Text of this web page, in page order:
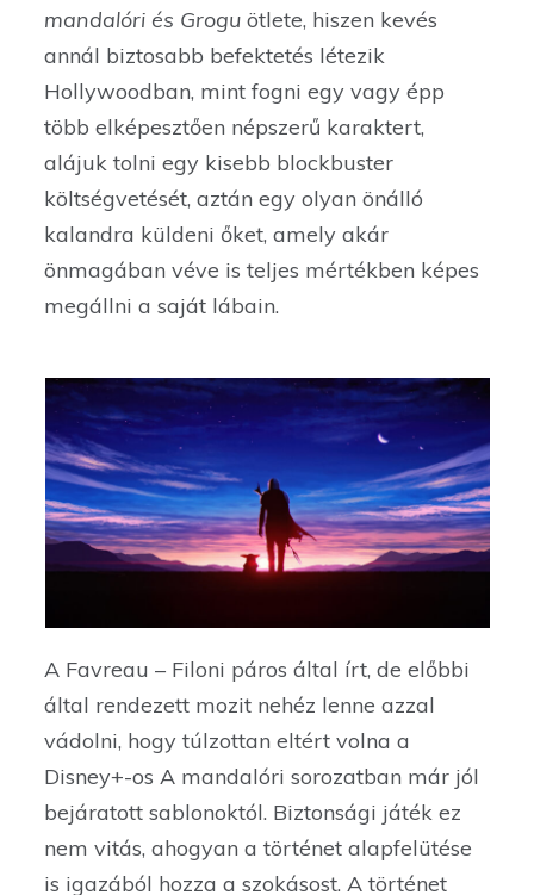
mandalóri és Grogu ötlete, hiszen kevés
annál biztosabb befektetés létezik
Hollywoodban, mint fogni egy vagy épp
több elképesztően népszerű karaktert,
alájuk tolni egy kisebb blockbuster
költségvetését, aztán egy olyan önálló
kalandra küldeni őket, amely akár
önmagában véve is teljes mértékben képes
megállni a saját lábain.
A Favreau – Filoni páros által írt, de előbbi
által rendezett mozit nehéz lenne azzal
vádolni, hogy túlzottan eltért volna a
Disney+-os A mandalóri sorozatban már jól
bejáratott sablonoktól. Biztonsági játék ez
nem vitás, ahogyan a történet alapfelütése
is igazából hozza a szokásost. A történet